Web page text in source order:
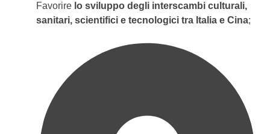
Favorire lo sviluppo degli interscambi culturali,
sanitari, scientifici e tecnologici tra Italia e Cina;